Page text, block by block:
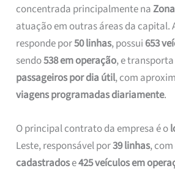
concentrada principalmente na
atuação em outras áreas da capital.
responde por50 linhas, possui 653
sendo538 em operação, e
passageiros por dia útil, com
viagens programadas diariamente.
O principal contrato da empresa é o
Leste, responsável por39 linhas, com
cadastradose425 veículos em